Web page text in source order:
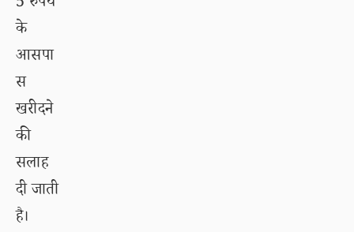
के
आसपा
स
खरीदने
की
सलाह
दी जाती
है।